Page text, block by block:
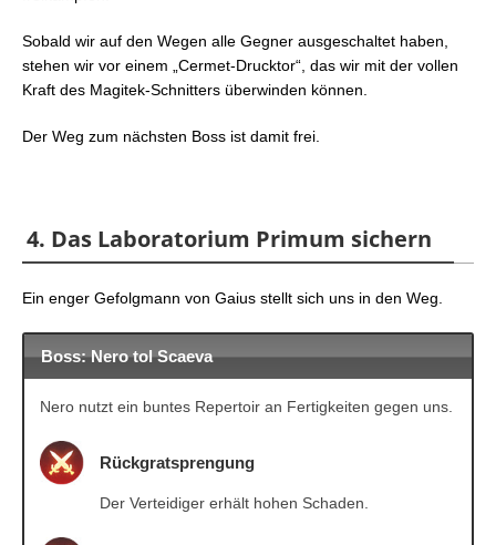
Sobald wir auf den Wegen alle Gegner ausgeschaltet haben,
stehen wir vor einem „Cermet-Drucktor“, das wir mit der vollen
Kraft des Magitek-Schnitters überwinden können.
Der Weg zum nächsten Boss ist damit frei.
4. Das Laboratorium Primum sichern
Ein enger Gefolgmann von Gaius stellt sich uns in den Weg.
Boss: Nero tol Scaeva
Nero nutzt ein buntes Repertoir an Fertigkeiten gegen uns.
Rückgratsprengung
Der Verteidiger erhält hohen Schaden.